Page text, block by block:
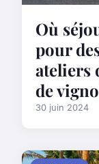
Où
pour
ateliers
de
30 juin 2024